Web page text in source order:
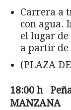
Carrera a
con agua.
el lugar
a partir de
(PLAZA
18:00 h Pe
MANZANA